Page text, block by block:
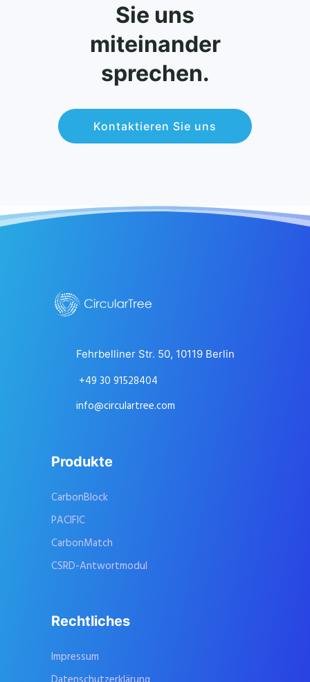
Sie uns
miteinander
sprechen.
Kontaktieren Sie uns
Fehrbelliner Str. 50, 10119 Berlin
+49 30 91528404
info@circulartree.com
Produkte
CarbonBlock
PACIFIC
CarbonMatch
CSRD-Antwortmodul
Rechtliches
Impressum